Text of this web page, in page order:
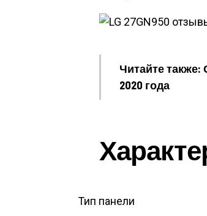
Читайте также:
2020 года
Тип панели